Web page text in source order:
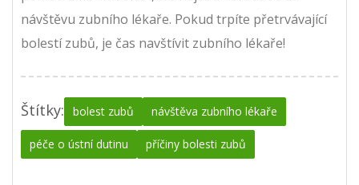
návštěvu zubního lékaře. Pokud trpíte přetrvávající
bolestí zubů, je čas navštívit zubního lékaře!
Štítky: bolest zubů návštěva zubního lékaře
péče o ústní dutinu příčiny bolesti zubů